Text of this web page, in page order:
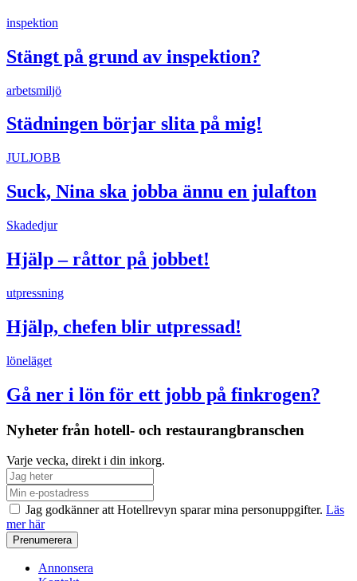
inspektion
Stängt på grund av inspektion?
arbetsmiljö
Städningen börjar slita på mig!
JULJOBB
Suck, Nina ska jobba ännu en julafton
Skadedjur
Hjälp – råttor på jobbet!
utpressning
Hjälp, chefen blir utpressad!
löneläget
Gå ner i lön för ett jobb på finkrogen?
Nyheter från hotell- och restaurangbranschen
Varje vecka, direkt i din inkorg.
Jag godkänner att Hotellrevyn sparar mina personuppgifter. Läs
mer här
Annonsera